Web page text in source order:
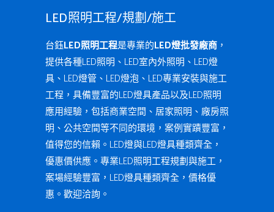
LED照明工程/規劃/施工
台鈺LED照明工程是專業的LED燈批發廠商 ，
提供各種LED照明、LED室內外照明、LED燈
具、LED燈管、LED燈泡、LED專業安裝與施工
工程，具備豐富的LED燈具產品以及LED照明
應用經驗，包括商業空間、居家照明、廠房照
明、公共空間等不同的環境，案例實蹟豐富，
值得您的信賴。LED燈與LED燈具種類齊全，
優惠價供應。專業LED照明工程規劃與施工，
案場經驗豐富，LED燈具種類齊全，價格優
惠。歡迎洽詢。